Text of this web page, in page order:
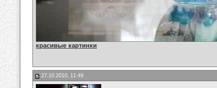
красивые картинки
27.10.2010, 11:49